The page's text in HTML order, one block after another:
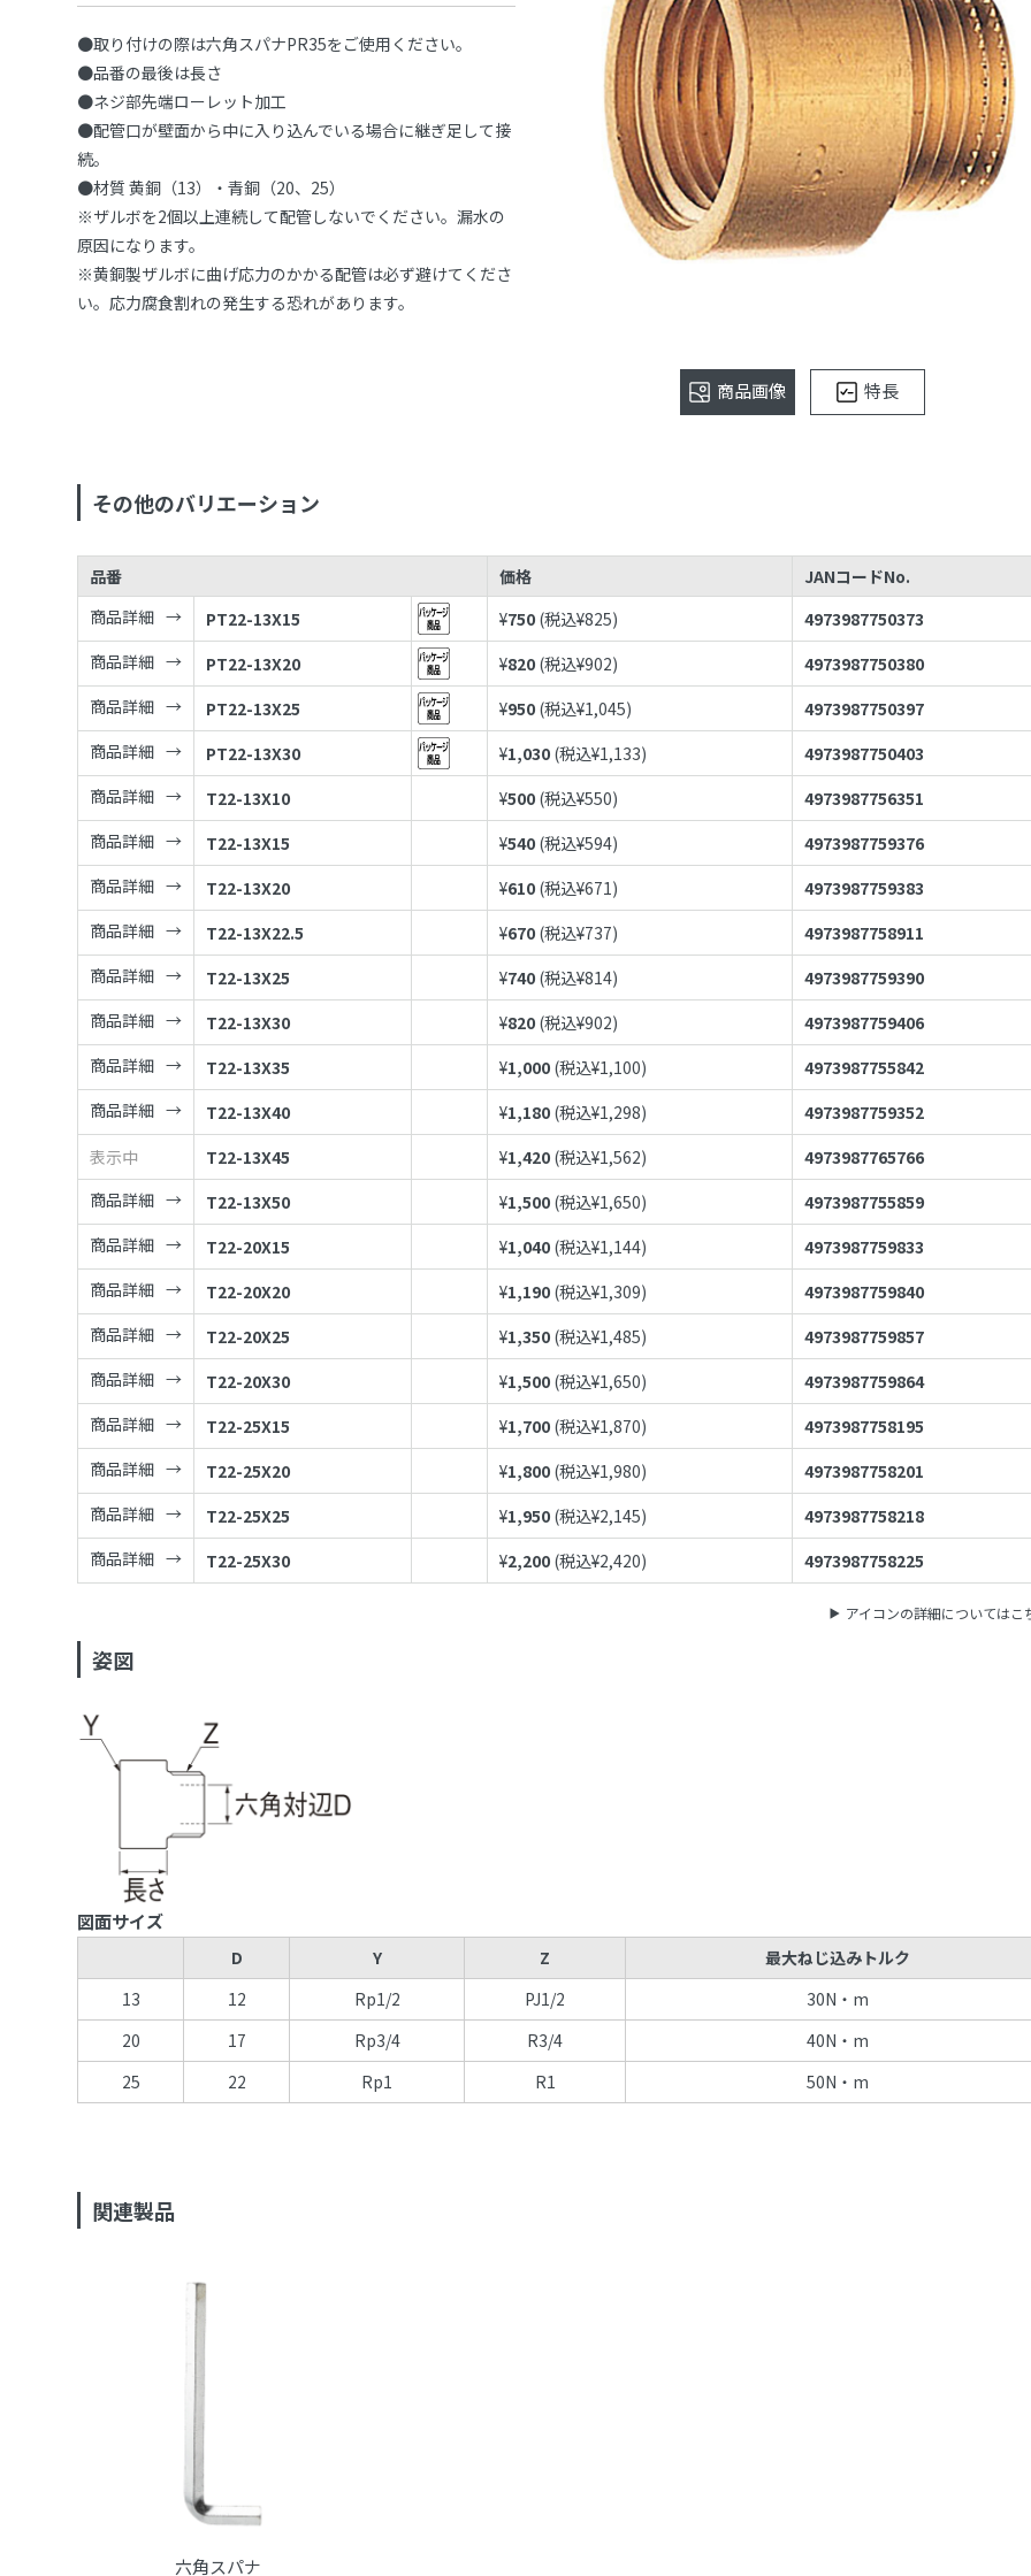
●取り付けの際は六角スパナPR35をご使用ください。
●品番の最後は長さ
●ネジ部先端ローレット加工
●配管口が壁面から中に入り込んでいる場合に継ぎ足して接
続。
●材質 黄銅（13）・青銅（20、25）
※ザルボを2個以上連続して配管しないでください。漏水の
原因になります。
※黄銅製ザルボに曲げ応力のかかる配管は必ず避けてくださ
い。応力腐食割れの発生する恐れがあります。
商品画像 特長
その他のバリエーション
品番 価格
JANコードNo.
商品詳細
PT22-13X15 ¥750 (税込¥825)
4973987750373
商品詳細
PT22-13X20 ¥820 (税込¥902)
4973987750380
商品詳細
PT22-13X25 ¥950 (税込¥1,045)
4973987750397
商品詳細
PT22-13X30 ¥1,030 (税込¥1,133)
4973987750403
商品詳細
T22-13X10 ¥500 (税込¥550)
4973987756351
商品詳細
T22-13X15 ¥540 (税込¥594)
4973987759376
商品詳細
T22-13X20 ¥610 (税込¥671)
4973987759383
商品詳細
T22-13X22.5 ¥670 (税込¥737)
4973987758911
商品詳細
T22-13X25 ¥740 (税込¥814)
4973987759390
商品詳細
T22-13X30 ¥820 (税込¥902)
4973987759406
商品詳細
T22-13X35 ¥1,000 (税込¥1,100)
4973987755842
商品詳細
T22-13X40 ¥1,180 (税込¥1,298)
4973987759352
表示中
T22-13X45 ¥1,420 (税込¥1,562)
4973987765766
商品詳細
T22-13X50 ¥1,500 (税込¥1,650)
4973987755859
商品詳細
T22-20X15 ¥1,040 (税込¥1,144)
4973987759833
商品詳細
T22-20X20 ¥1,190 (税込¥1,309)
4973987759840
商品詳細
T22-20X25 ¥1,350 (税込¥1,485)
4973987759857
商品詳細
T22-20X30 ¥1,500 (税込¥1,650)
4973987759864
商品詳細
T22-25X15 ¥1,700 (税込¥1,870)
4973987758195
商品詳細
T22-25X20 ¥1,800 (税込¥1,980)
4973987758201
商品詳細
T22-25X25 ¥1,950 (税込¥2,145)
4973987758218
商品詳細
T22-25X30 ¥2,200 (税込¥2,420) 4973987758225
アイコンの詳細についてはこ
姿図
図面サイズ
D Y Z
最大ねじ込みトルク
13
12 Rp1/2 PJ1/2
30N・m
20
17 Rp3/4 R3/4
40N・m
25
22 Rp1 R1 50N・m
関連製品
六角スパナ